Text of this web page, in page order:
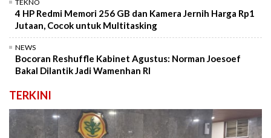
TEKNO
4 HP Redmi Memori 256 GB dan Kamera Jernih Harga Rp1
Jutaan, Cocok untuk Multitasking
NEWS
Bocoran Reshuffle Kabinet Agustus: Norman Joesoef
Bakal Dilantik Jadi Wamenhan RI
TERKINI